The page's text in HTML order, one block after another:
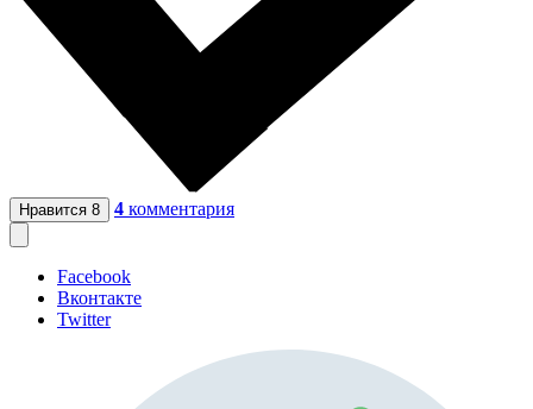
Нравится 8 4 комментария
Facebook
Вконтакте
Twitter